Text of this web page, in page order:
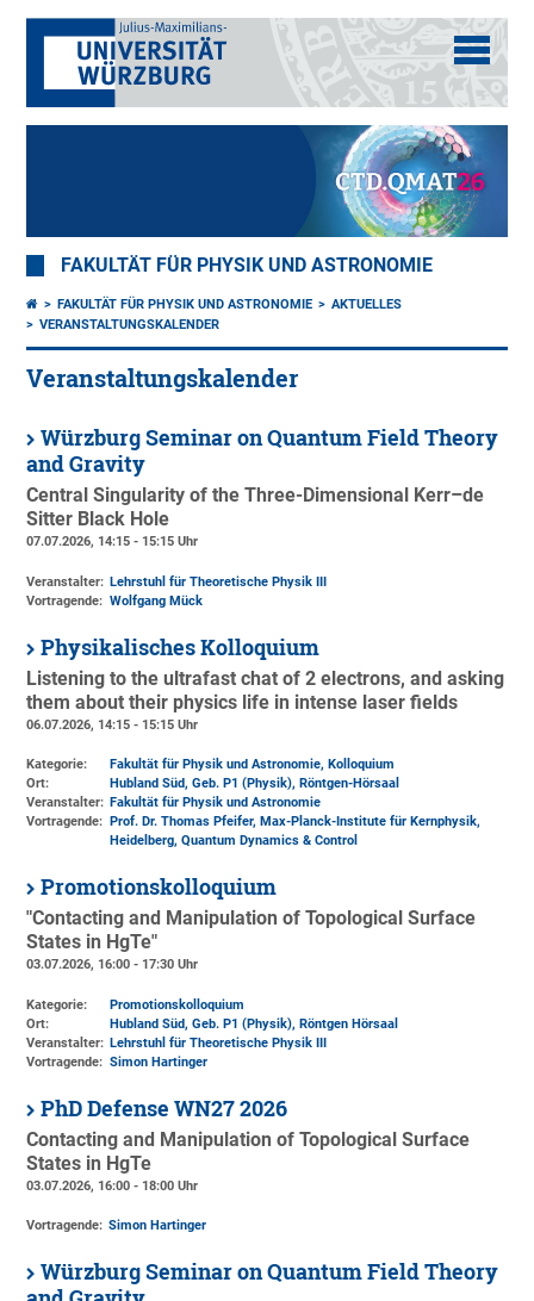
FAKULTÄT FÜR PHYSIK UND ASTRONOMIE
FAKULTÄT FÜR PHYSIK UND ASTRONOMIE
AKTUELLES
VERANSTALTUNGSKALENDER
Veranstaltungskalender
Würzburg Seminar on Quantum Field Theory
and Gravity
Central Singularity of the Three-Dimensional Kerr–de
Sitter Black Hole
07.07.2026, 14:15 - 15:15 Uhr
Veranstalter: Lehrstuhl für Theoretische Physik III
Vortragende: Wolfgang Mück
Physikalisches Kolloquium
Listening to the ultrafast chat of 2 electrons, and asking
them about their physics life in intense laser fields
06.07.2026, 14:15 - 15:15 Uhr
Kategorie:
Fakultät für Physik und Astronomie, Kolloquium
Ort:
Hubland Süd, Geb. P1 (Physik), Röntgen-Hörsaal
Veranstalter: Fakultät für Physik und Astronomie
Vortragende:
Prof. Dr. Thomas Pfeifer, Max-Planck-Institute für Kernphysik,
Heidelberg, Quantum Dynamics & Control
Promotionskolloquium
"Contacting and Manipulation of Topological Surface
States in HgTe"
03.07.2026, 16:00 - 17:30 Uhr
Kategorie:
Promotionskolloquium
Ort:
Hubland Süd, Geb. P1 (Physik), Röntgen Hörsaal
Veranstalter: Lehrstuhl für Theoretische Physik III
Vortragende: Simon Hartinger
PhD Defense WN27 2026
Contacting and Manipulation of Topological Surface
States in HgTe
03.07.2026, 16:00 - 18:00 Uhr
Vortragende: Simon Hartinger
Würzburg Seminar on Quantum Field Theory